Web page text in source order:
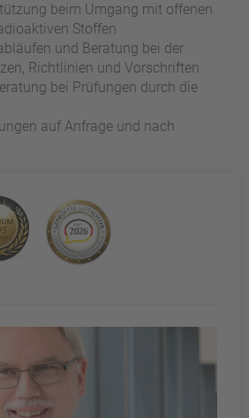
beim Umgang mit offenen
Stoffen
und Beratung bei der
Richtlinien und Vorschriften
bei Prüfungen durch die
auf Anfrage und nach